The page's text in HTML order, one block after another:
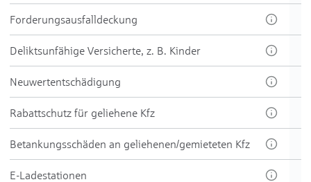
Forder­ungs­aus­fall­deckung
Delikt­sun­fähige Ver­sicherte, z. B. Kinder
Neu­wert­ent­schädi­gung
Rabatt­schutz für ge­liehene Kfz
Be­tankungs­schäden an ge­liehenen/gemie­teten Kfz
E-Ladestationen